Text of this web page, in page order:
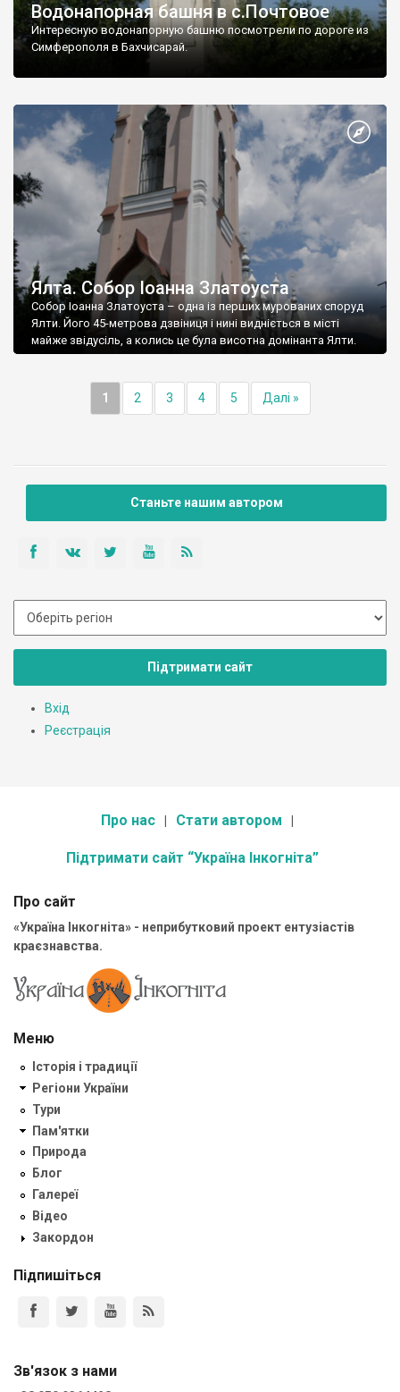
Водонапорная башня в с.Почтовое
Интересную водонапорную башню посмотрели по дороге из
Симферополя в Бахчисарай.
Ялта. Собор Іоанна Златоуста
Собор Іоанна Златоуста – одна із перших мурованих споруд
Ялти. Його 45-метрова дзвіниця і нині видніється в місті
майже звідусіль, а колись це була висотна домінанта Ялти.
1 2 3 4 5 Далі »
Станьте нашим автором
Підтримати сайт
Вхід
Реєстрація
Про нас Стати автором
Підтримати сайт “Україна Інкогніта”
Про сайт
«Україна Інкогніта» - неприбутковий проект ентузіастів
краєзнавства.
Меню
Історія і традиції
Регіони України
Тури
Пам'ятки
Природа
Блог
Галереї
Відео
Закордон
Підпишіться
Зв'язок з нами